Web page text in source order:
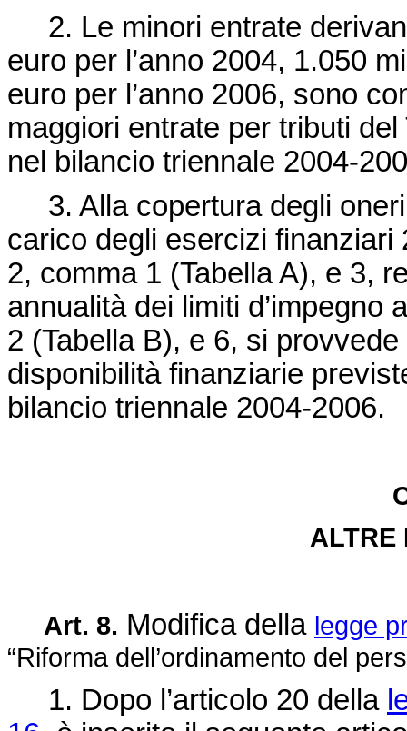
2. Le minori entrate
euro per l’anno 2004, 1.050
euro per l’anno 2006, sono
maggiori entrate per tributi
nel bilancio triennale 2004-
3. Alla copertura degli
carico degli esercizi
2, comma 1 (Tabella A), e 3,
annualità dei limiti d’impegno
2 (Tabella B), e 6, si
disponibilità finanziarie
bilancio triennale 2004-2006.
ALTRE
Art. 8. Modifica della legge
“Riforma dell’ordinamento del
1. Dopo l’articolo 20 della